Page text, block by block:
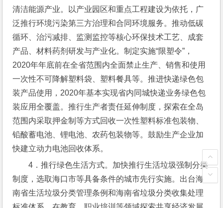
清洁能源产业。以产业园区和重点工程建设为依托，广
泛推行环境污染第三方治理和合同环境服务。推动低碳
循环、治污减排、监测监控等核心环保技术工艺、成套
产品、材料药剂研发与产业化。制定实施“限塑令”，
2020年年底前在全省范围内全面禁止生产、销售和使用
一次性不可降解塑料袋、塑料餐具等。推进快递绿色包
装产品使用，2020年基本实现省内同城快递业务绿色包
装应用全覆盖。推行生产者责任延伸制度，探索在全岛
范围内采取押金制等方式回收一次性塑料标准包装物、
铅酸蓄电池、锂电池、农药包装物等。鼓励生产企业加
快建立动力电池回收体系。
4．推行绿色生活方式。加快推行生活垃圾强制分类
制度，选取海口市等具备条件的城市先行实施。出台海
南省生活垃圾分类管理条例和海南省垃圾分类收集处理